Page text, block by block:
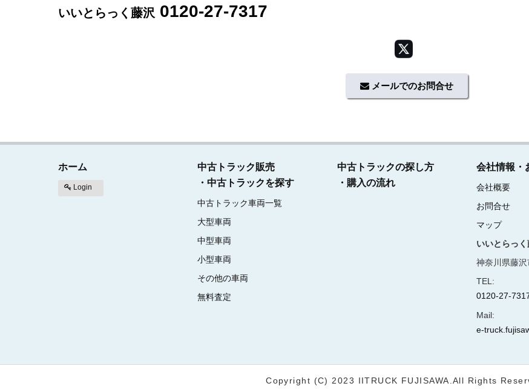
いいとらっく藤沢 0120-27-7317
メールでのお問合せ
ホーム
Login
中古トラック販売
・中古トラックを探す
中古トラック車両一覧
大型車両
中型車両
小型車両
その他の車両
無料査定
中古トラックの探し方
・購入の流れ
会社情報・
会社概要
お問合せ
マップ
いいとらっく
神奈川県藤
TEL:
0120-27-
Mail:
e-
Copyright (C) 2023 IITRUCK FUJISAWA.All Rights